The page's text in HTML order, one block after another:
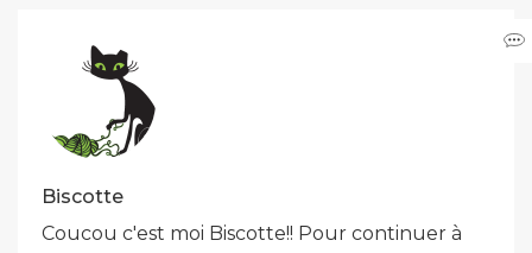
Biscotte
Coucou c'est moi Biscotte!! Pour continuer à